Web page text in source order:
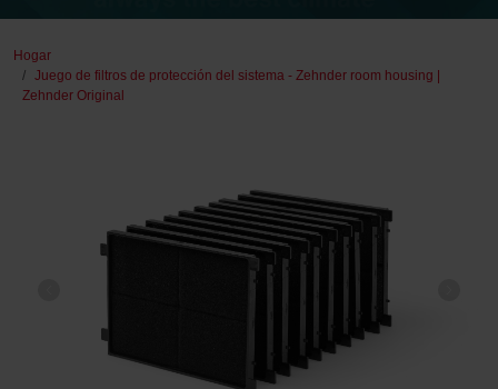
Hogar
Juego de filtros de protección del sistema - Zehnder room housing |
Zehnder Original